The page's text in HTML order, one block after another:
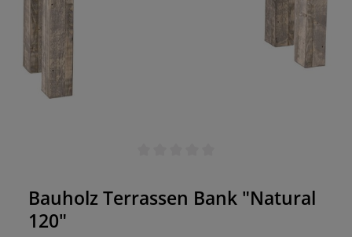
Bauholz Terrassen Bank "Natural
120"